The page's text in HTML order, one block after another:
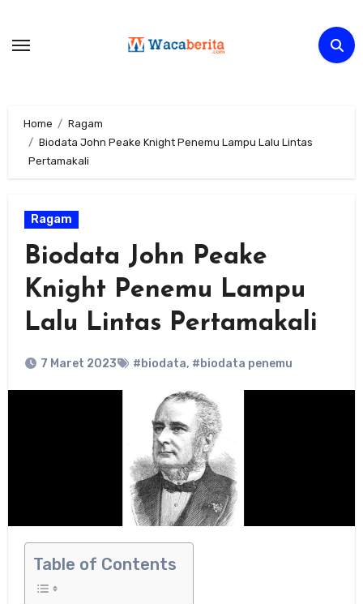
content
Home
Ragam
Biodata John Peake Knight Penemu Lampu Lalu Lintas
Pertamakali
Ragam
Biodata John Peake
Knight Penemu Lampu
Lalu Lintas Pertamakali
7 Maret 2023 #biodata, #biodata penemu
Table of Contents